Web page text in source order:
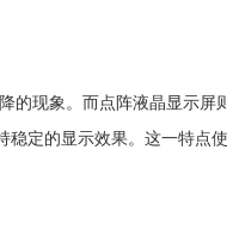
现象。而点阵液晶显示
定的显示效果。这一特